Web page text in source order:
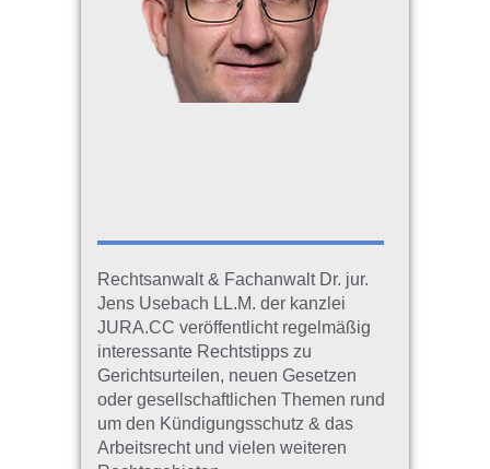
Rechtsanwalt & Fachanwalt Dr. jur.
Jens Usebach LL.M. der kanzlei
JURA.CC veröffentlicht regelmäßig
interessante Rechtstipps zu
Gerichtsurteilen, neuen Gesetzen
oder gesellschaftlichen Themen rund
um den Kündigungsschutz & das
Arbeitsrecht und vielen weiteren